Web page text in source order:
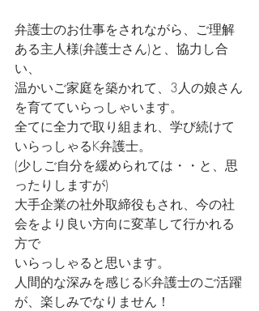
弁護士のお仕事をされながら、ご理解
ある主人様(弁護士さん)と、協力し合
い、
温かいご家庭を築かれて、3人の娘さん
を育てていらっしゃいます。
全てに全力で取り組まれ、学び続けて
いらっしゃるK弁護士。
(少しご自分を緩められては・・と、思
ったりしますが)
大手企業の社外取締役もされ、今の社
会をより良い方向に変革して行かれる
方で
いらっしゃると思います。
人間的な深みを感じるK弁護士のご活躍
が、楽しみでなりません！